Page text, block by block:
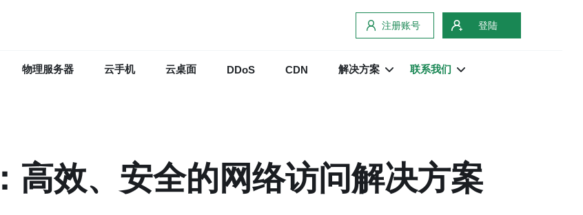
注册账号 登陆
物理服务器 云手机 云桌面 DDoS CDN 解决方案 联系我们
高效、安全的网络访问解决方案